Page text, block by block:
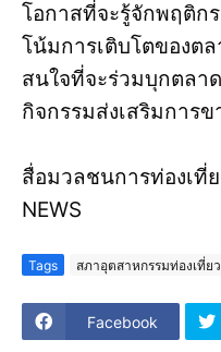
โอกาสที่จะรู้จักพฤติก
โน้มการเติบโตของต
สนใจที่จะร่วมบุกตลา
กิจกรรมส่งเสริมการ
สื่อมวลชนการท่องเที่
NEWS
Tags สภาอุตสาหกรรมท่องเที่ย
Facebook